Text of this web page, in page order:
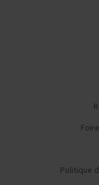
Politique